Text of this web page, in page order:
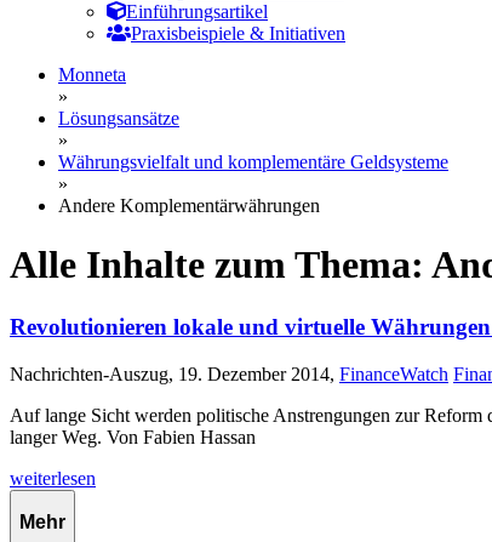
Einführungsartikel
Praxisbeispiele & Initiativen
Monneta
»
Lösungsansätze
»
Währungsvielfalt und komplementäre Geldsysteme
»
Andere Komplementärwährungen
Alle Inhalte zum Thema:
Revolutionieren lokale und virtuelle Währungen
Nachrichten-Auszug, 19. Dezember 2014, FinanceWatch
Auf lange Sicht werden politische Anstrengungen zur Reform
langer Weg. Von Fabien Hassan
weiterlesen
Mehr